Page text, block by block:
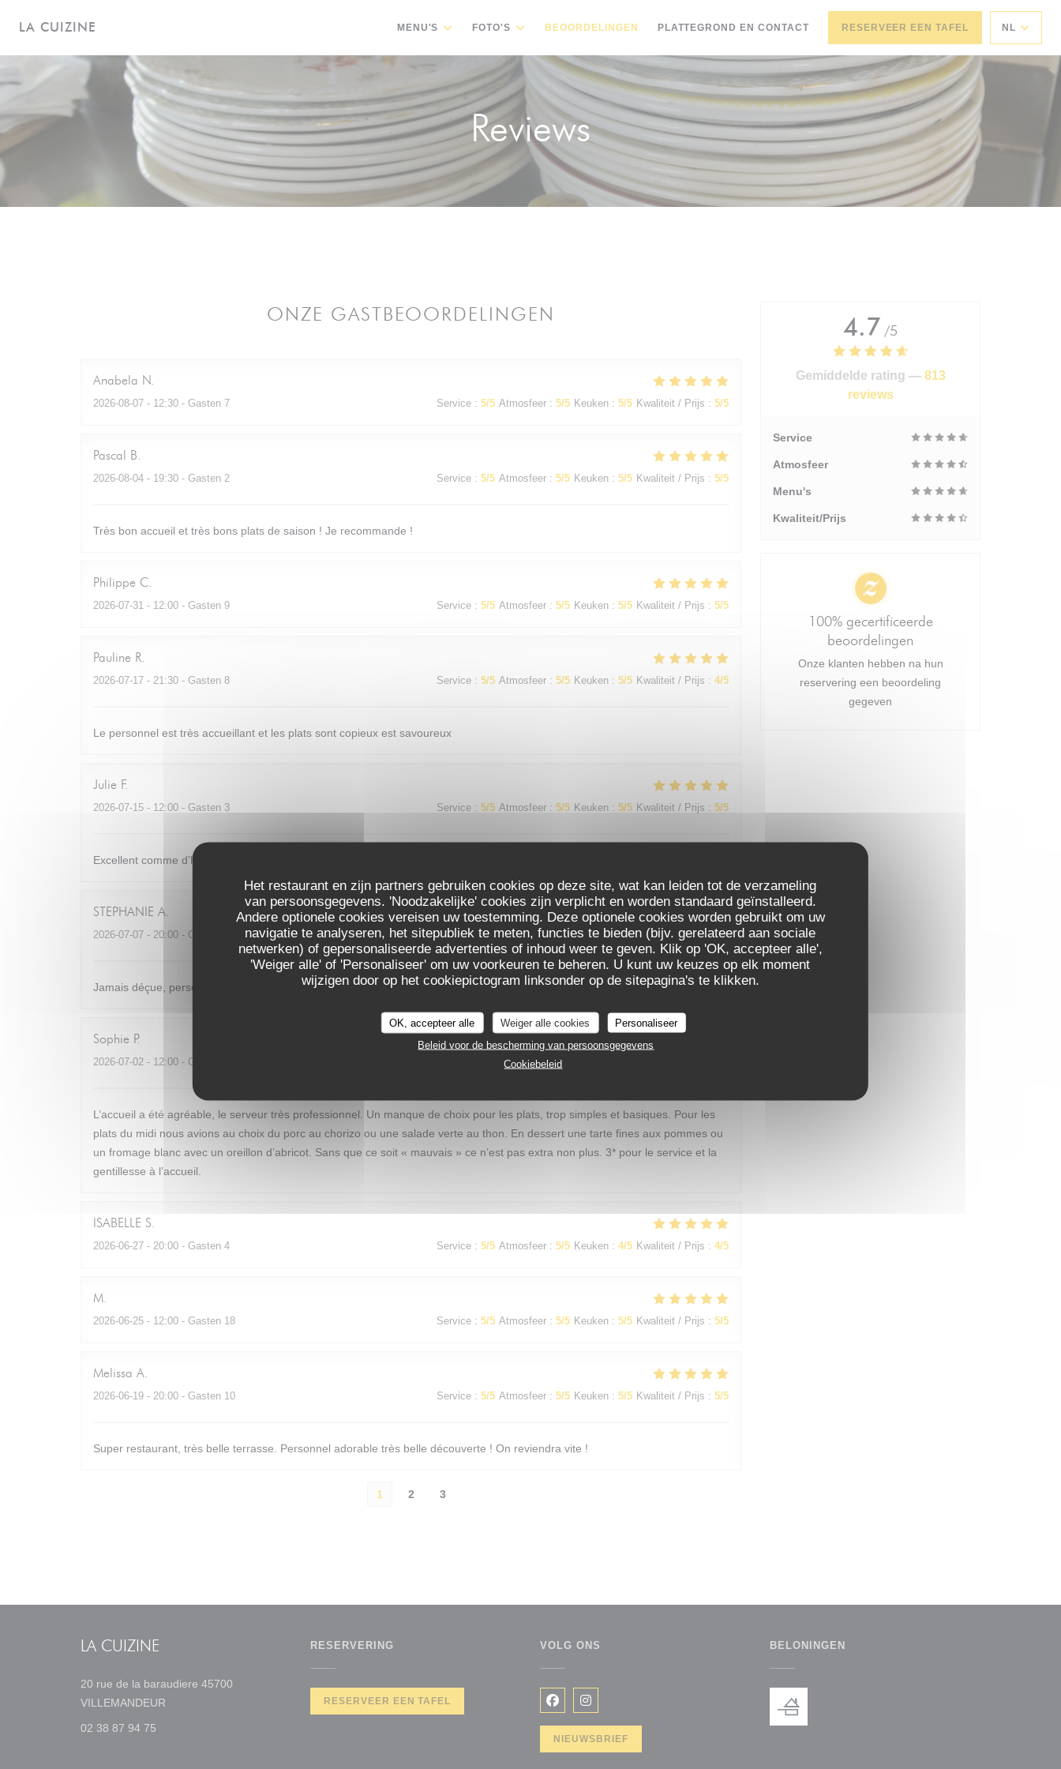
Het restaurant en zijn partners gebruiken cookies op deze site, wat kan leiden tot de verzameling
van persoonsgegevens. 'Noodzakelijke' cookies zijn verplicht en worden standaard geïnstalleerd.
Andere optionele cookies vereisen uw toestemming. Deze optionele cookies worden gebruikt om uw
navigatie te analyseren, het sitepubliek te meten, functies te bieden (bijv. gerelateerd aan sociale
netwerken) of gepersonaliseerde advertenties of inhoud weer te geven. Klik op 'OK, accepteer alle',
'Weiger alle' of 'Personaliseer' om uw voorkeuren te beheren. U kunt uw keuzes op elk moment
wijzigen door op het cookiepictogram linksonder op de sitepagina's te klikken.
OK, accepteer alle Weiger alle cookies
Personaliseer
Beleid voor de bescherming van persoonsgegevens
Cookiebeleid
LA CUIZINE MENU'S FOTO'S BEOORDELINGEN PLATTEGROND EN CONTACT RESERVEER EEN TAFEL NL
Reviews
ONZE GASTBEOORDELINGEN
Anabela N
2026-08-07 - 12:30 - Gasten 7 Service : 5/5 Atmosfeer : 5/5 Keuken : 5/5 Kwaliteit / Prijs : 5/5
Pascal B
2026-08-04 - 19:30 - Gasten 2 Service : 5/5 Atmosfeer : 5/5 Keuken : 5/5 Kwaliteit / Prijs : 5/5
Très bon accueil et très bons plats de saison ! Je recommande !
Philippe C
2026-07-31 - 12:00 - Gasten 9 Service : 5/5 Atmosfeer : 5/5 Keuken : 5/5 Kwaliteit / Prijs : 5/5
Pauline R
2026-07-17 - 21:30 - Gasten 8 Service : 5/5 Atmosfeer : 5/5 Keuken : 5/5 Kwaliteit / Prijs : 4/5
Le personnel est très accueillant et les plats sont copieux est savoureux
Julie F
2026-07-15 - 12:00 - Gasten 3 Service : 5/5 Atmosfeer : 5/5 Keuken : 5/5 Kwaliteit / Prijs : 5/5
Excellent comme d’habitude ! Très bonne cuisine dans un très bon cadre je reviendrais avec plaisir !
STEPHANIE A
2026-07-07 - 20:00 - Gasten 8 Service: 5/5 Atmosfeer: 5/5 Keuken: 5/5 Kwaliteit / Prijs: 5/5
Jamais déçue, personnel au top, nourriture excellente
Sophie P
2026-07-02 - 12:00 - Gasten 2 Atmosfeer: 3/5
L’accueil a été agréable, le serveur très professionnel. Un manque de choix pour les plats, trop simples et basiques. Pour les
plats du midi nous avions au choix du porc au chorizo ou une salade verte au thon. En dessert une tarte fines aux pommes ou
un fromage blanc avec un oreillon d’abricot. Sans que ce soit « mauvais » ce n’est pas extra non plus. 3* pour le service et la
gentillesse à l’accueil.
ISABELLE S
2026-06-27 - 20:00 - Gasten 4 Service : 5/5 Atmosfeer : 5/5 Keuken : 4/5 Kwaliteit / Prijs : 4/5
M
2026-06-25 - 12:00 - Gasten 18 Service : 5/5 Atmosfeer : 5/5 Keuken : 5/5 Kwaliteit / Prijs : 5/5
Melissa A
2026-06-19 - 20:00 - Gasten 10 Service : 5/5 Atmosfeer : 5/5 Keuken : 5/5 Kwaliteit / Prijs : 5/5
Super restaurant, très belle terrasse. Personnel adorable très belle découverte ! On reviendra vite !
1 2 3
4.7 /5
Gemiddelde rating — 813
reviews
Service
Atmosfeer
Menu's
Kwaliteit/Prijs
100% gecertificeerde
beoordelingen
Onze klanten hebben na hun
reservering een beoordeling
gegeven
LA CUIZINE
20 rue de la baraudiere 45700
VILLEMANDEUR
02 38 87 94 75
RESERVERING
RESERVEER EEN TAFEL
VOLG ONS
Facebook ((opent in een nieuw venster))
Instagram ((opent in een nieuw venster))
NIEUWSBRIEF
BELONINGEN
LA CUIZINE